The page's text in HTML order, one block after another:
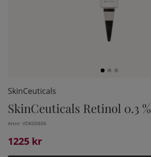
SkinCeuticals
SkinCeuticals Retinol 0.3 %
Artnr: VDK00806
1225 kr